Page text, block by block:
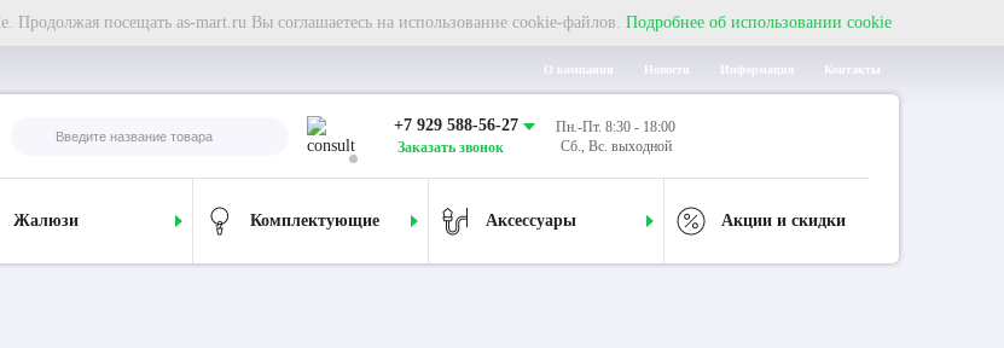
посещать as-mart.ru Вы соглашаетесь на использование cookie-файлов. Подробнее об использовании cookie
О компании Новости Информация Контакты
+7 929 588-56-27
Заказать звонок
Пн.-Пт. 8:30 - 18:00
Сб., Вс. выходной
Жалюзи Комплектующие Аксессуары Акции и скидки